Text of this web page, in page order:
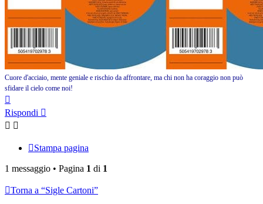
Cuore d'acciaio, mente geniale e rischio da affrontare, ma chi non ha coraggio non può
sfidare il cielo come noi!
Rispondi
Stampa pagina
1 messaggio • Pagina 1 di 1
Torna a “Sigle Cartoni”